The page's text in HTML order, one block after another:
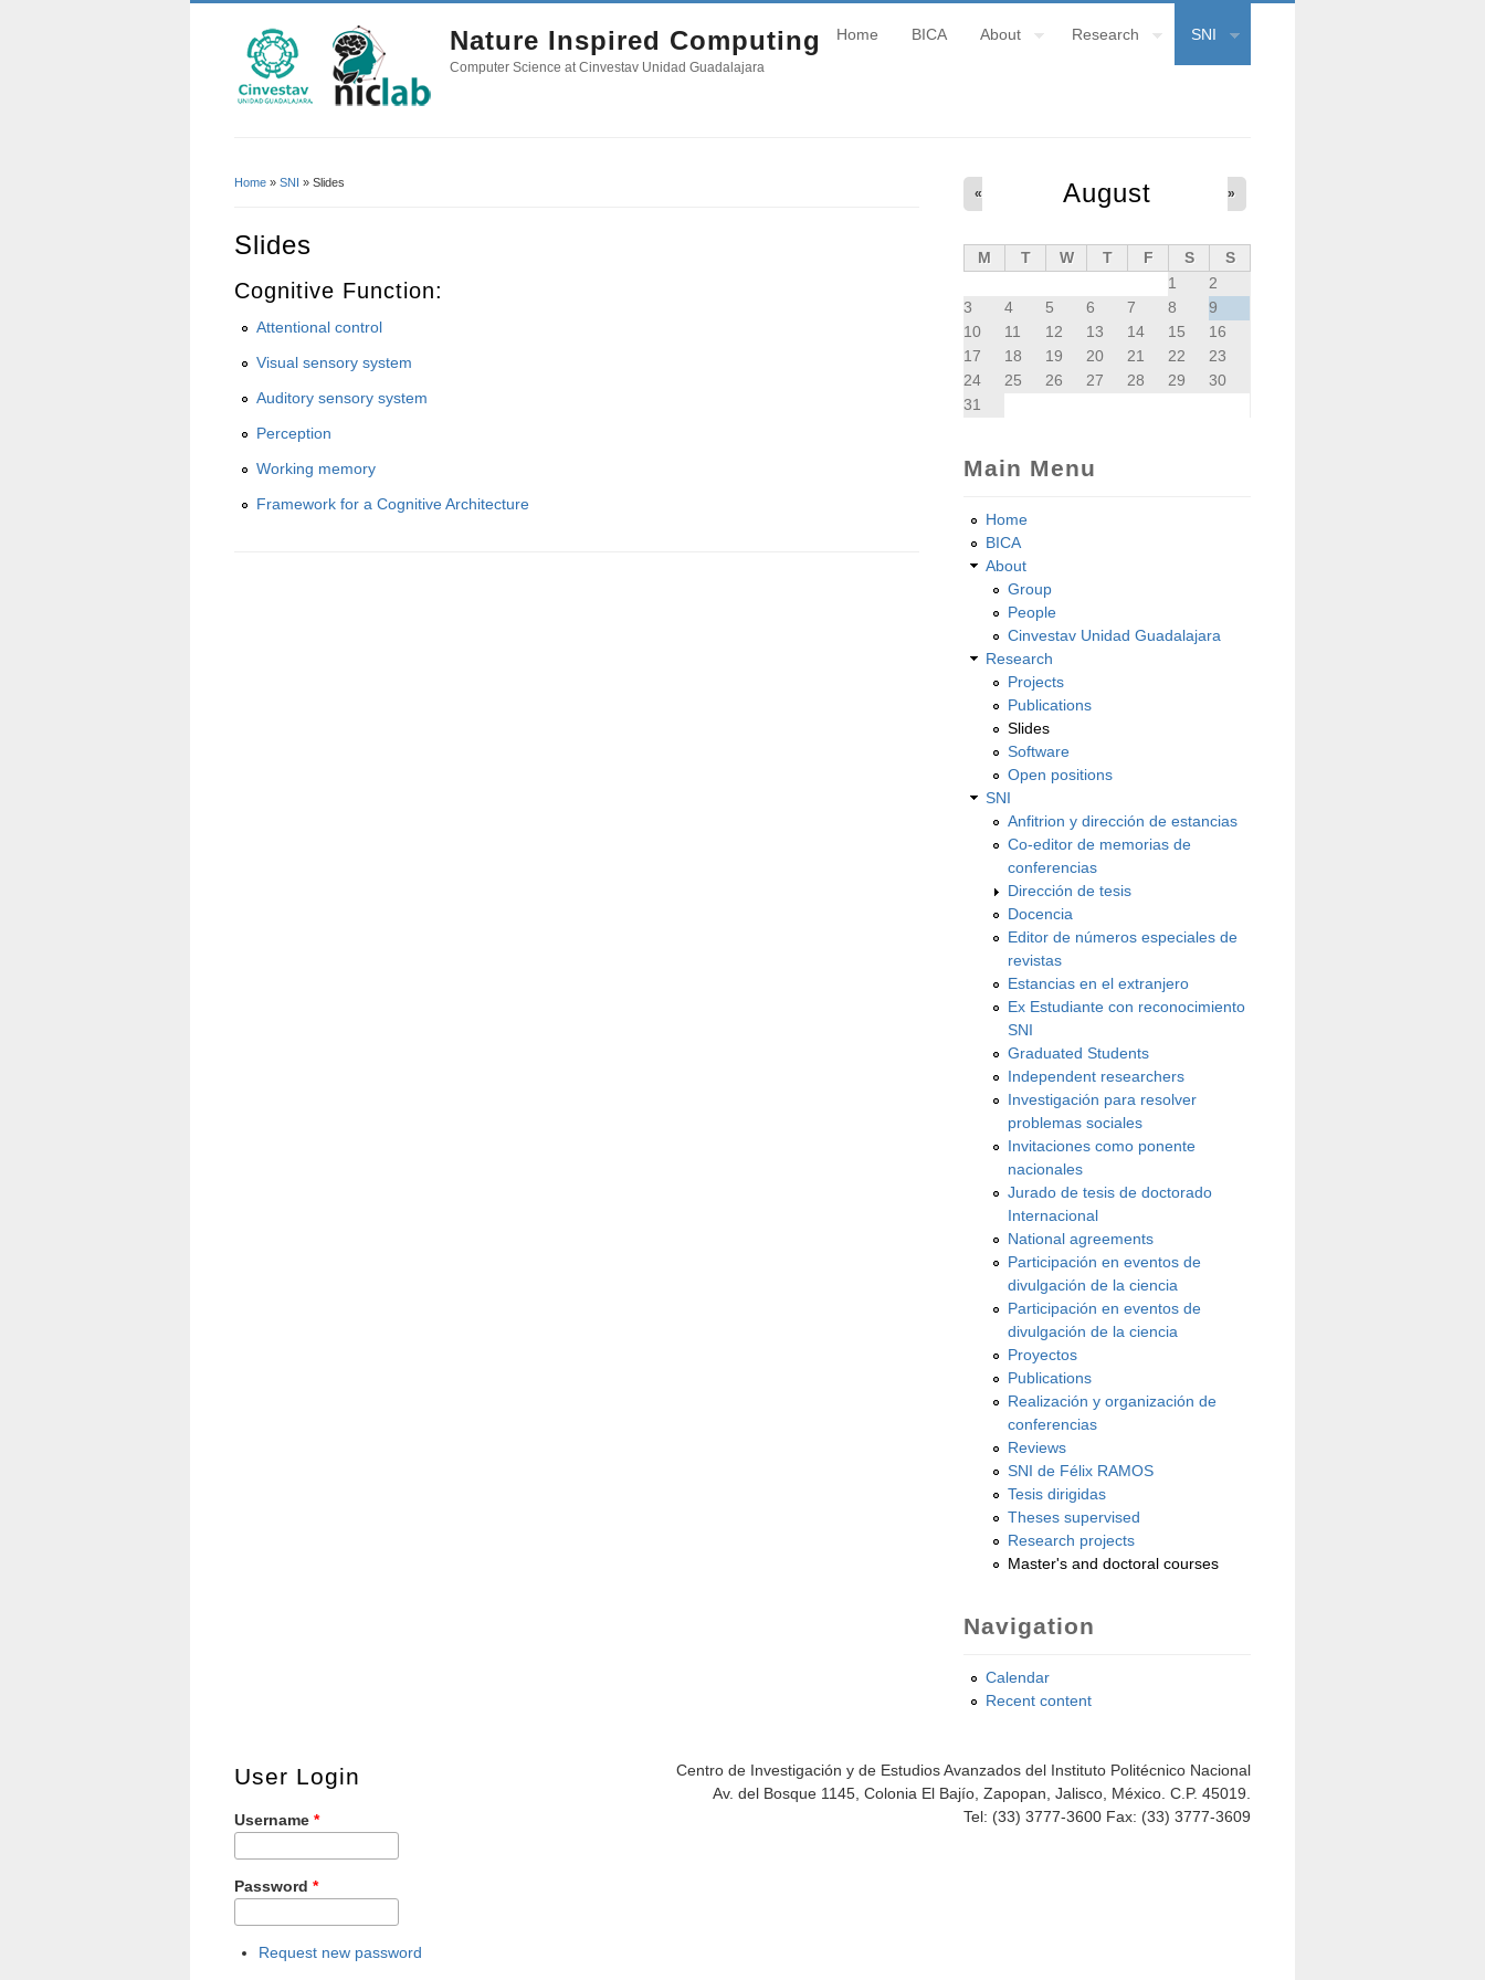
Nature Inspired Computing
Computer Science at Cinvestav Unidad Guadalajara
Home BICA About Research SNI
Home » SNI » Slides
Slides
Cognitive Function:
Attentional control
Visual sensory system
Auditory sensory system
Perception
Working memory
Framework for a Cognitive Architecture
August
« »
M T W T F S
S
1
2
3
4 5 6 7 8
9
10
11 12 13 14 15
16
17
18 19 20 21 22
23
24
25 26 27 28 29
30
31
Main Menu
Home
BICA
About
Group
People
Cinvestav Unidad Guadalajara
Research
Projects
Publications
Slides
Software
Open positions
SNI
Anfitrion y dirección de estancias
Co-editor de memorias de
conferencias
Dirección de tesis
Docencia
Editor de números especiales de
revistas
Estancias en el extranjero
Ex Estudiante con reconocimiento
SNI
Graduated Students
Independent researchers
Investigación para resolver
problemas sociales
Invitaciones como ponente
nacionales
Jurado de tesis de doctorado
Internacional
National agreements
Participación en eventos de
divulgación de la ciencia
Participación en eventos de
divulgación de la ciencia
Proyectos
Publications
Realización y organización de
conferencias
Reviews
SNI de Félix RAMOS
Tesis dirigidas
Theses supervised
Research projects
Master's and doctoral courses
Navigation
Calendar
Recent content
Centro de Investigación y de Estudios Avanzados del Instituto Politécnico Nacional
Av. del Bosque 1145, Colonia El Bajío, Zapopan, Jalisco, México. C.P. 45019.
Tel: (33) 3777-3600 Fax: (33) 3777-3609
User Login
Username *
Password *
Request new password